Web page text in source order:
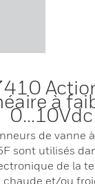
à
0...10Vdc
de vanne
sont utilisés
de la
et/ou